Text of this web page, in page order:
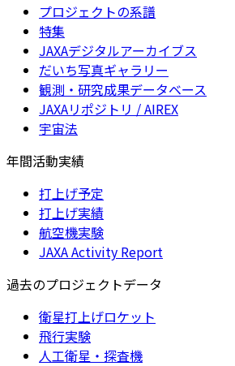
プロジェクトの系譜
特集
JAXAデジタルアーカイブス
だいち写真ギャラリー
観測・研究成果データベース
JAXAリポジトリ / AIREX
宇宙法
年間活動実績
打上げ予定
打上げ実績
航空機実験
JAXA Activity Report
過去のプロジェクトデータ
衛星打上げロケット
飛行実験
人工衛星・探査機